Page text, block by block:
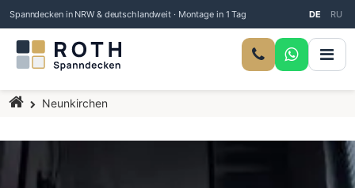
Spanndecken in NRW & deutschlandweit · Montage in 1 Tag DE RU
Startseite
Neunkirchen